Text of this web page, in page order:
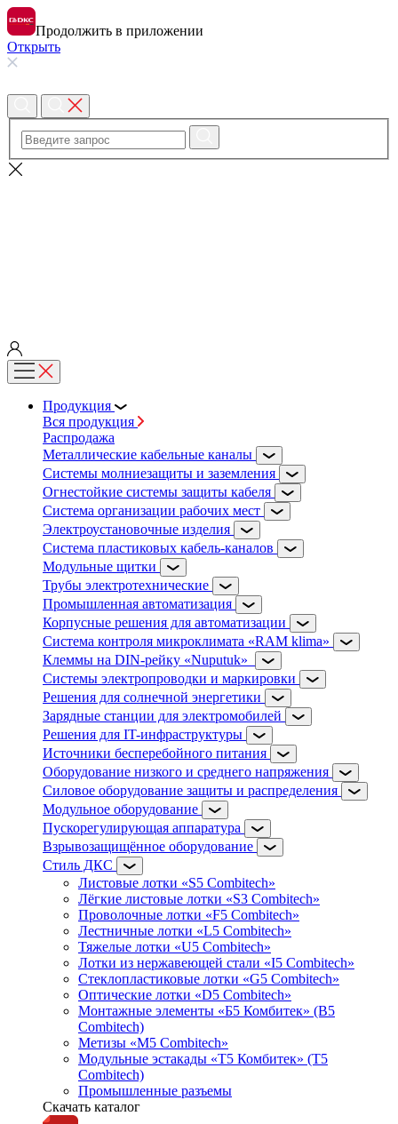
Продолжить в приложении
Открыть
Продукция
Вся продукция
Распродажа
Металлические кабельные каналы
Системы молниезащиты и заземления
Огнестойкие системы защиты кабеля
Система организации рабочих мест
Электроустановочные изделия
Система пластиковых кабель-каналов
Модульные щитки
Трубы электротехнические
Промышленная автоматизация
Корпусные решения для автоматизации
Система контроля микроклимата «RAM klima»
Клеммы на DIN-рейку «Nuputuk»
Системы электропроводки и маркировки
Решения для солнечной энергетики
Зарядные станции для электромобилей
Решения для IT-инфраструктуры
Источники бесперебойного питания
Оборудование низкого и среднего напряжения
Силовое оборудование защиты и распределения
Модульное оборудование
Пускорегулирующая аппаратура
Взрывозащищённое оборудование
Стиль ДКС
Листовые лотки «S5 Combitech»
Лёгкие листовые лотки «S3 Combitech»
Проволочные лотки «F5 Combitech»
Лестничные лотки «L5 Combitech»
Тяжелые лотки «U5 Combitech»
Лотки из нержавеющей стали «I5 Combitech»
Стеклопластиковые лотки «G5 Combitech»
Оптические лотки «D5 Combitech»
Монтажные элементы «Б5 Комбитек» (B5
Combitech)
Метизы «M5 Combitech»
Модульные эстакады «Т5 Комбитек» (T5
Combitech)
Промышленные разъемы
Скачать каталог